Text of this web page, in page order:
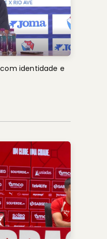
identidade e